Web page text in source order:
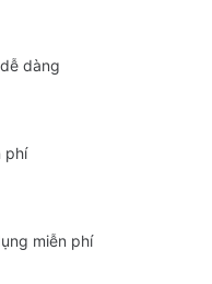
dàng
phí
miễn phí